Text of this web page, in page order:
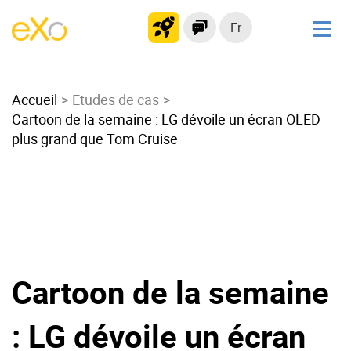
Fr
Intranet moderne
Plateforme collaborative
Réseau social
Migrer vers eXo Platform
Produit
Accueil
Etudes de cas
Cartoon de la semaine : LG dévoile un écran OLED
plus grand que Tom Cruise
Cartoon de la semaine
: LG dévoile un écran